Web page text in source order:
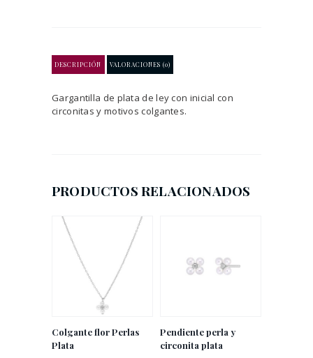
DESCRIPCIÓN VALORACIONES (0)
Gargantilla de plata de ley con inicial con
circonitas y motivos colgantes.
PRODUCTOS RELACIONADOS
Colgante flor Perlas
Plata
Pendiente perla y
circonita plata